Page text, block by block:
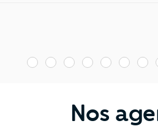
1 2 3 4 5 6 7
Nos